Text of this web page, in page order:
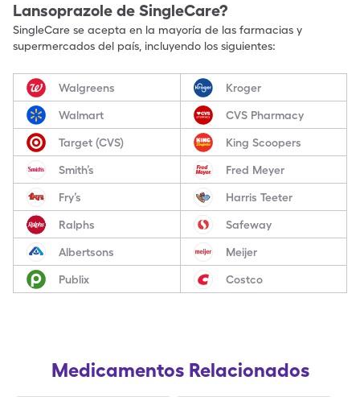
Lansoprazole de SingleCare?
SingleCare se acepta en la mayoría de las farmacias y
supermercados del país, incluyendo los siguientes:
Walgreens Kroger
Walmart CVS Pharmacy
Target (CVS) King Scoopers
Smith’s Fred Meyer
Fry’s Harris Teeter
Ralphs Safeway
Albertsons Meijer
Publix Costco
Medicamentos Relacionados